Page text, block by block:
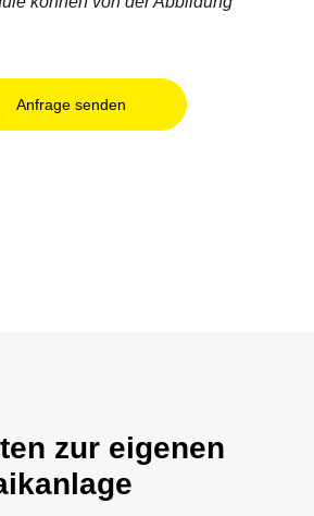
Anfrage senden
zur eigenen